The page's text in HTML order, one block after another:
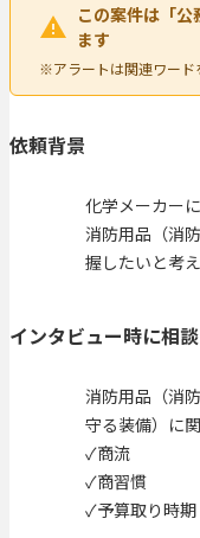
この案件は「
ます
※アラートは関連ワード
依頼背景
化学メーカー
消防用品（消
握したいと考え
インタビュー時に相
消防用品（消
守る装備）に
✓商流
✓商習慣
✓予算取り時期